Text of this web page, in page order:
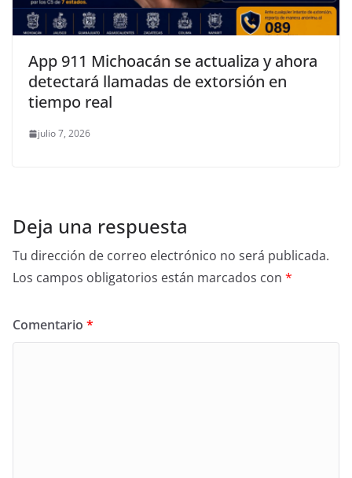
App 911 Michoacán se actualiza y ahora
detectará llamadas de extorsión en
tiempo real
julio 7, 2026
Deja una respuesta
Tu dirección de correo electrónico no será publicada.
Los campos obligatorios están marcados con *
Comentario *